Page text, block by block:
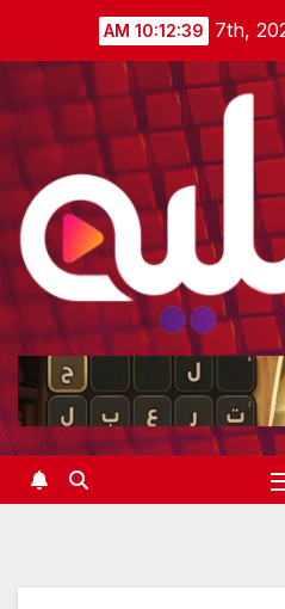
10:12:40 AM